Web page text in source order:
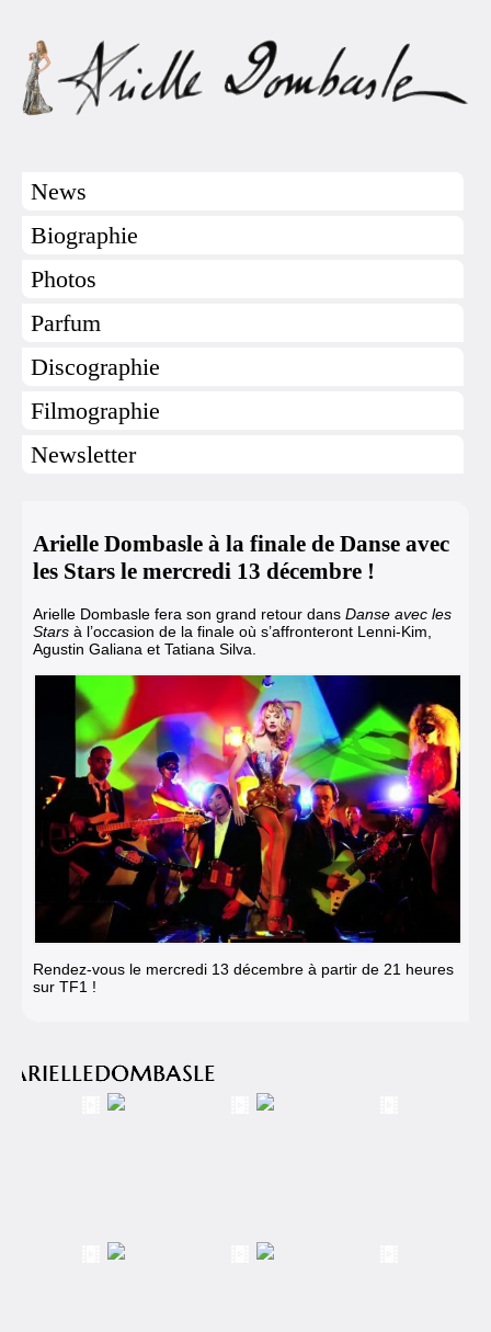
News
Biographie
Photos
Parfum
Discographie
Filmographie
Newsletter
Arielle Dombasle à la finale de Danse avec
les Stars le mercredi 13 décembre !
Arielle Dombasle fera son grand retour dans Danse avec les
Stars à l’occasion de la finale où s’affronteront Lenni-Kim,
Agustin Galiana et Tatiana Silva.
Rendez-vous le mercredi 13 décembre à partir de 21 heures
sur TF1 !